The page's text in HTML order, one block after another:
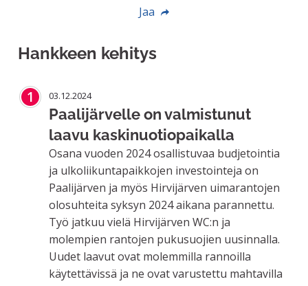
Jaa
Hankkeen kehitys
1 03.12.2024
Paalijärvelle on valmistunut
laavu kaskinuotiopaikalla
Osana vuoden 2024 osallistuvaa budjetointia
ja ulkoliikuntapaikkojen investointeja on
Paalijärven ja myös Hirvijärven uimarantojen
olosuhteita syksyn 2024 aikana parannettu.
Työ jatkuu vielä Hirvijärven WC:n ja
molempien rantojen pukusuojien uusinnalla.
Uudet laavut ovat molemmilla rannoilla
käytettävissä ja ne ovat varustettu mahtavilla